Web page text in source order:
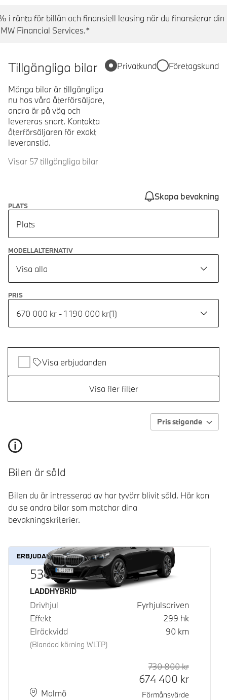
i ränta för billån och finansiell leasing när du finansierar
Financial Services.*
Tillgängliga bilar
Många bilar är tillgängliga
nu hos våra återförsäljare,
andra är på väg och
levereras snart. Kontakta
återförsäljaren för exakt
leveranstid.
Visar 57 tillgängliga bilar
Privatkund Företagskund
Skapa bevakning
PLATS
Plats
MODELLALTERNATIV
Visa alla
PRIS
670 000 kr - 1 190 000 kr(1)
Visa erbjudanden
Visa fler filter
Pris stigande
Bilen är såld
Bilen du är intresserad av har tyvärr blivit såld. Här kan
du se andra bilar som matchar dina
bevakningskriterier.
ERBJUDANDE
530e xDrive Touring
Bränsle
LADDHYBRID
Drivhjul
Fyrhjulsdriven
Effekt
299 hk
Elräckvidd
(Blandad körning WLTP)
90 km
PlatsMalmö
Leveranstid
Rek. ord
730 800kr
674 400 kr
Förmånsvärde